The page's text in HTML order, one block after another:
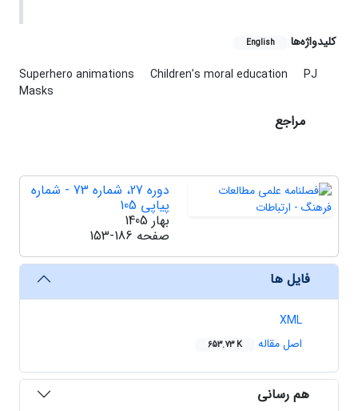
کلیدواژه‌ها English
Superhero animations Children’s moral education
PJ
Masks
مراجع
دوره 27، شماره 73 - شماره
پیاپی 105
بهار 1405
صفحه 153-186
فایل ها
XML
اصل مقاله
653.73 K
هم رسانی